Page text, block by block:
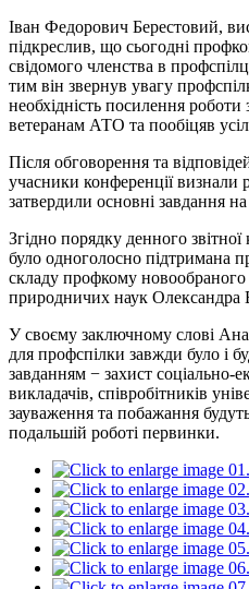
Іван Федорович Берестовий,
підкреслив, що сьогодні
свідомого членства в
тим він звернув увагу
необхідність посилення
ветеранам АТО та пообіцяв
Після обговорення та
учасники конференції визнали
затвердили основні завдання
Згідно порядку денного
було одноголосно підтримана
складу профкому
природничих наук Олександра
У своєму заключному слові
для профспілки завжди було і
завданням − захист соціально-
викладачів, співробітників
зауваження та побажання
подальшій роботі первинки.